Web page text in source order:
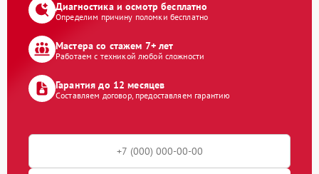
Диагностика и осмотр бесплатно
Определим причину поломки бесплатно
Мастера со стажем 7+ лет
Работаем с техникой любой сложности
Гарантия до 12 месяцев
Составляем договор, предоставляем гарантию